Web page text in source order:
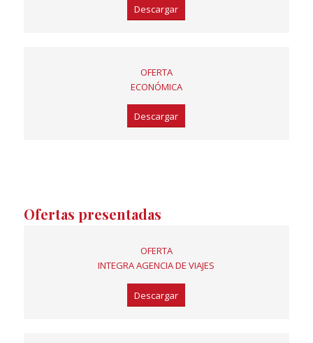
Descargar
OFERTA
ECONÓMICA
Descargar
Ofertas presentadas
OFERTA
INTEGRA AGENCIA DE VIAJES
Descargar